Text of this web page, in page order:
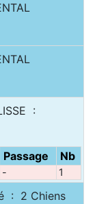
:
Passage Nb
- 1
: 2 Chiens